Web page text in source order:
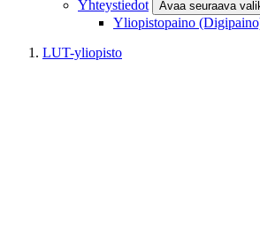
Yhteystiedot Avaa seuraava
Yliopistopaino
LUT-yliopisto